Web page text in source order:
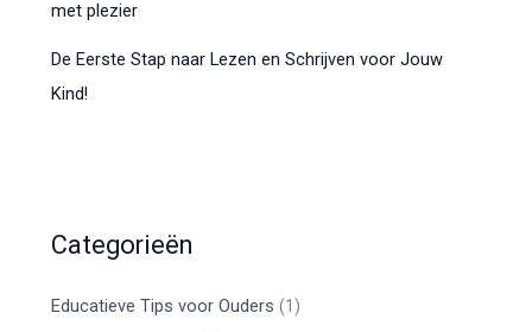
met plezier
De Eerste Stap naar Lezen en Schrijven voor Jouw
Kind!
Categorieën
Educatieve Tips voor Ouders (1)